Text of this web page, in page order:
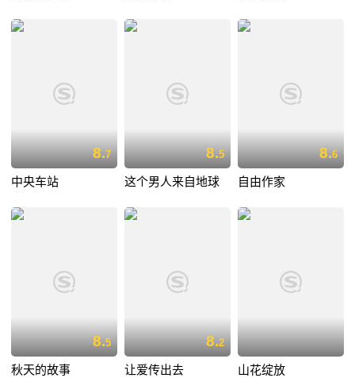
8.7
中央车站
8.5
这个男人来自地球
8.6
自由作家
8.5
秋天的故事
8.2
让爱传出去 山花绽放